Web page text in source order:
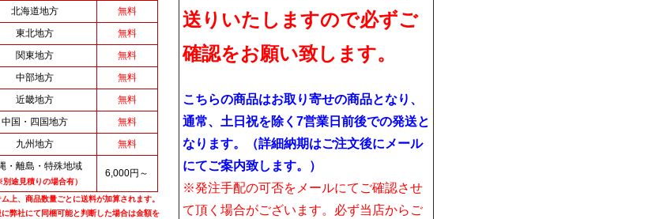
北海道地方
無料
東北地方
無料
関東地方
無料
中部地方
無料
近畿地方
無料
中国・四国地方
無料
九州地方
無料
・離島・特殊地域
別途見積りの場合有）
6,000円～
上、商品数量ごとに送料が加算されます。
に弊社にて同梱可能と判断した場合は金額を
送りいたしますので必ずご
確認をお願い致します。
こちらの商品はお取り寄せの商品となり、
通常、土日祝を除く7営業日前後での発送と
なります。（詳細納期はご注文後にメール
にてご案内致します。）
※発注手配の可否をメールにてご確認させ
て頂く場合がございます。必ず当店からご